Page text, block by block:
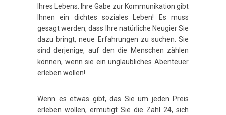
Ihres Lebens. Ihre Gabe zur Kommunikation gibt
Ihnen ein dichtes soziales Leben! Es muss
gesagt werden, dass Ihre natürliche Neugier Sie
dazu bringt, neue Erfahrungen zu suchen. Sie
sind derjenige, auf den die Menschen zählen
können, wenn sie ein unglaubliches Abenteuer
erleben wollen!
Wenn es etwas gibt, das Sie um jeden Preis
erleben wollen, ermutigt Sie die Zahl 24, sich